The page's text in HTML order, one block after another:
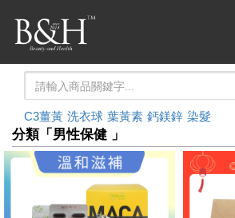
C3薑黃 洗衣球 葉黃素 鈣鎂鋅 染髮
分類「男性保健 」